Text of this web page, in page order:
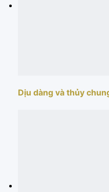
Dịu dàng và thủy